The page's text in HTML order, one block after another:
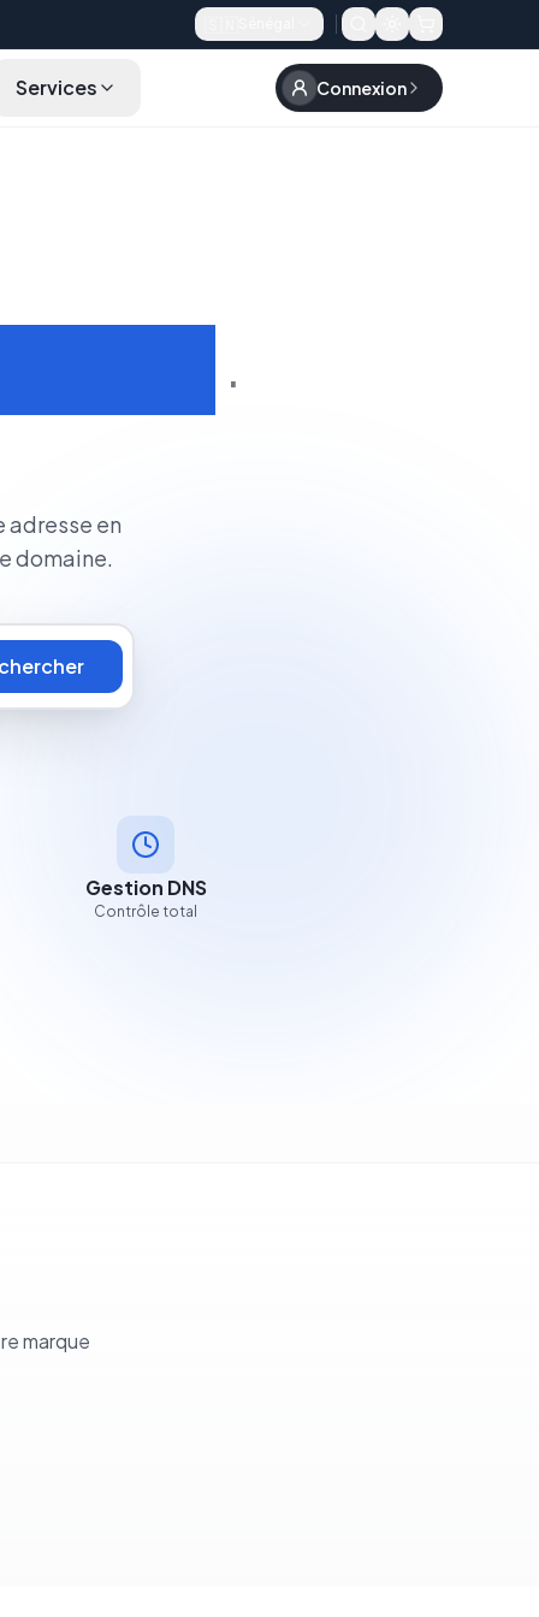
Services Connexion
·
adresse en
domaine.
Gestion DNS
Contrôle total
FAQ Rechercher un Domaine
marque